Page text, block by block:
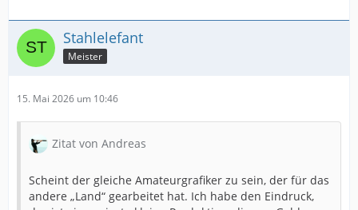
Stahlelefant
Meister
15. Mai 2026 um 10:46
Zitat von Andreas
Scheint der gleiche Amateurgrafiker zu sein, der für das
andere „Land“ gearbeitet hat. Ich habe den Eindruck,